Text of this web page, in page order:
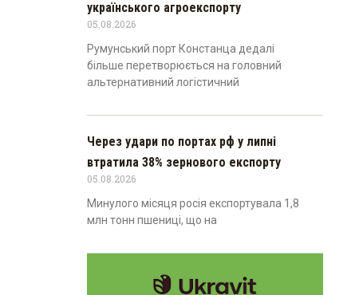
українського агроекспорту
05.08.2026
Румунський порт Констанца дедалі
більше перетворюється на головний
альтернативний логістичний
Через удари по портах рф у липні
втратила 38% зернового експорту
05.08.2026
Минулого місяця росія експортувала 1,8
млн тонн пшениці, що на